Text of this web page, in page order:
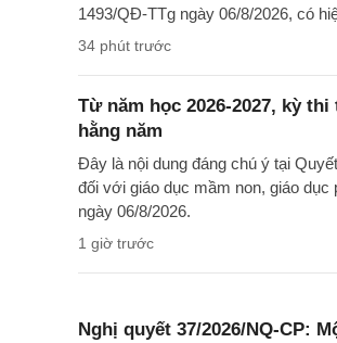
1493/QĐ-TTg ngày 06/8/2026, có
34 phút trước
Từ năm học 2026-2027, kỳ
hằng năm
Đây là nội dung đáng chú ý tại
đối với giáo dục mầm non, giáo
ngày 06/8/2026.
1 giờ trước
Nghị quyết 37/2026/NQ-CP: